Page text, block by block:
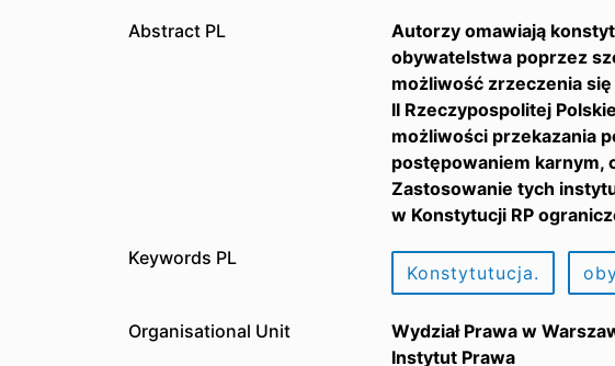
Abstract PL
Autorzy omawiają
obywatelstwa poprzez
możliwość zrzeczenia
II Rzeczypospolitej
możliwości przekazania
postępowaniem karnym,
Zastosowanie tych
w Konstytucji RP
Keywords PL
Konstytutucja.
Organisational Unit
Wydział Prawa w
Instytut Prawa